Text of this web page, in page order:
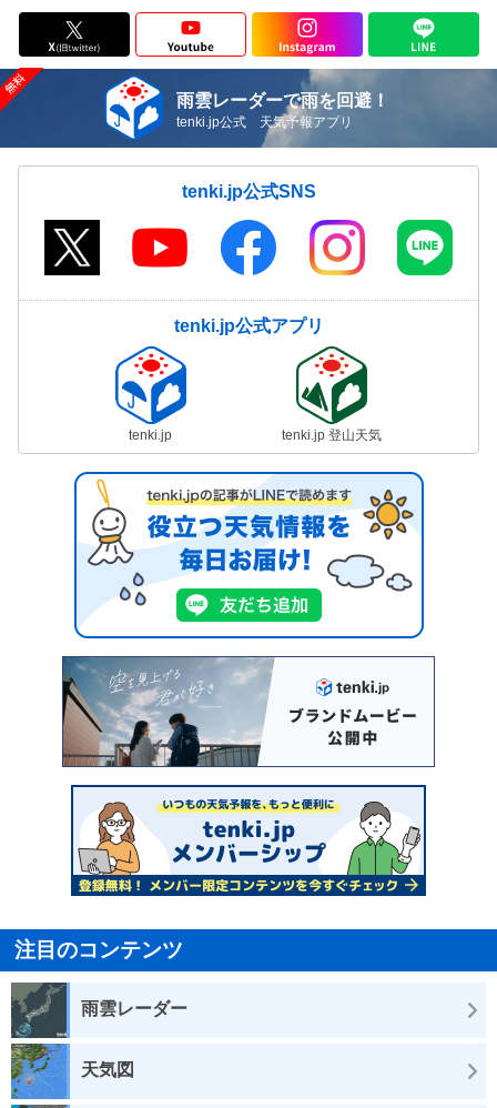
雨雲レーダーで雨を回避！
tenki.jp公式 天気予報アプリ
tenki.jp公式SNS
tenki.jp公式アプリ
tenki.jp tenki.jp 登山天気
注目のコンテンツ
雨雲レーダー
天気図